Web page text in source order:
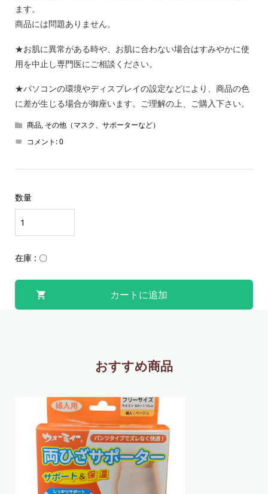
ます。
商品には問題ありません。
★お肌に異常がある時や、お肌に合わない場合はすみやかに使
用を中止し専門医にご相談ください。
★パソコンの環境やディスプレイの設定などにより、商品の色
に差が生じる場合が御座います。ご理解の上、ご購入下さい。
商品, その他（マスク、サポーターなど）
コメント:0
数量
在庫 : 〇
おすすめ商品